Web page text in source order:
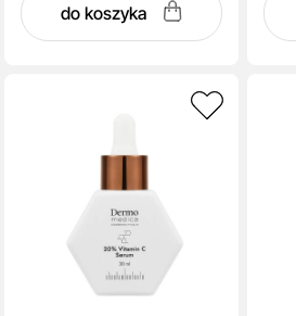
do koszyka